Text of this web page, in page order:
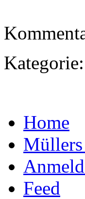
Kategorie:
Home
Feed